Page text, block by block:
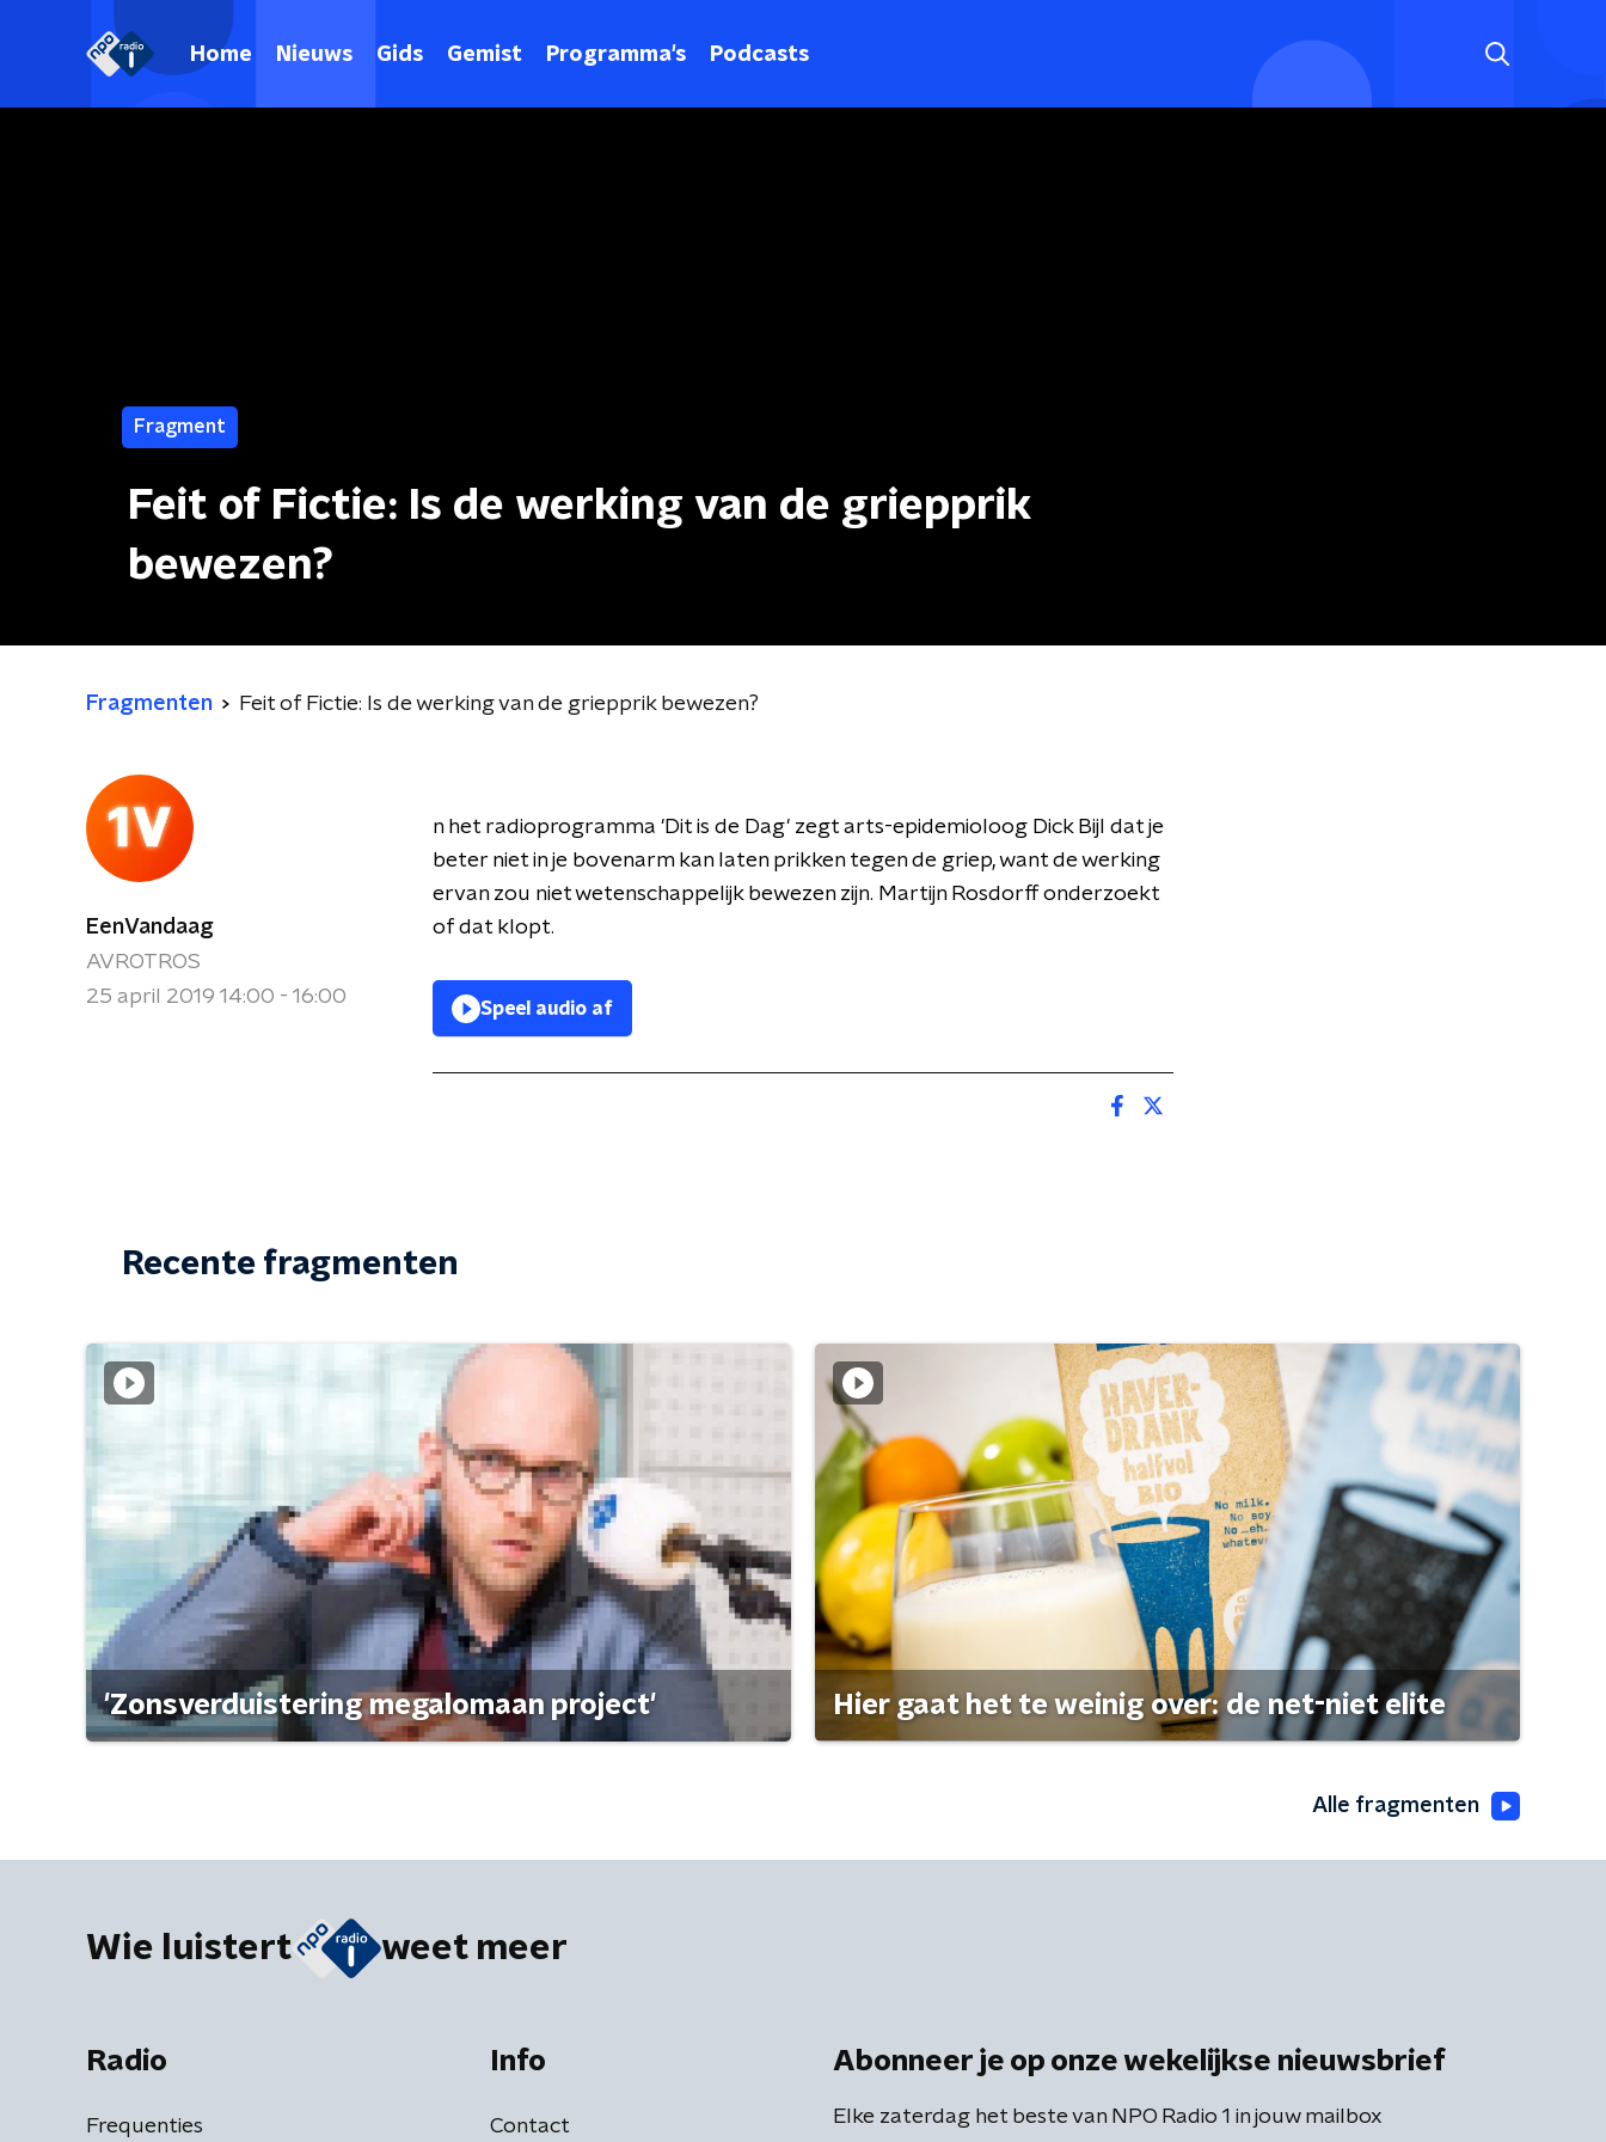
Home Nieuws Gids Gemist Programma's Podcasts
Fragment
Feit of Fictie: Is de werking van de griepprik
bewezen?
Fragmenten Feit of Fictie: Is de werking van de griepprik bewezen?
EenVandaag
AVROTROS
25 april 2019 14:00 - 16:00
n het radioprogramma 'Dit is de Dag' zegt arts-epidemioloog Dick Bijl dat je
beter niet in je bovenarm kan laten prikken tegen de griep, want de werking
ervan zou niet wetenschappelijk bewezen zijn. Martijn Rosdorff onderzoekt
of dat klopt.
Speel audio af
Recente fragmenten
'Zonsverduistering megalomaan project' Hier gaat het te weinig over: de net-niet elite
Alle fragmenten
Wie luistert weet meer
Radio
Frequenties
Info
Contact
Abonneer je op onze wekelijkse nieuwsbrief
Elke zaterdag het beste van NPO Radio 1 in jouw mailbox